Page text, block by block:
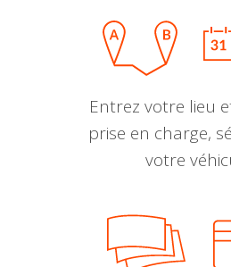
Entrez votre lieu
prise en charge,
votre